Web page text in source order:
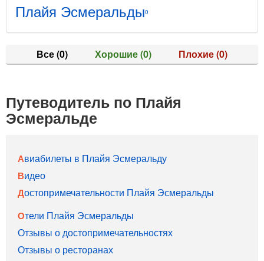
Плайя Эсмеральды0
Все(0) Хорошие(0) Плохие(0)
Путеводитель по Плайя
Эсмеральде
Авиабилеты в Плайя Эсмеральду
Видео
Достопримечательности Плайя Эсмеральды
Отели Плайя Эсмеральды
Отзывы о достопримечательностях
Отзывы о ресторанах